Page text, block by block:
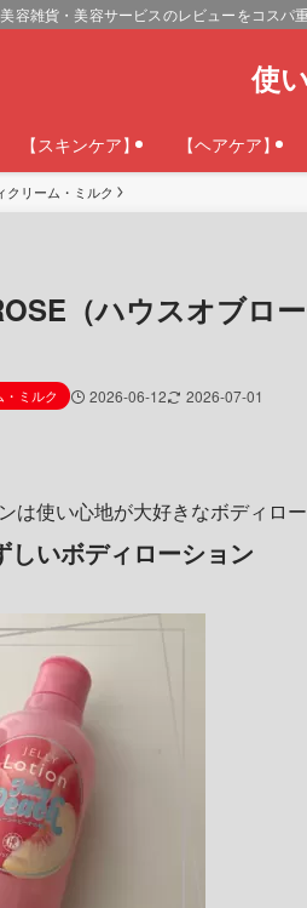
容雑貨・美容サービスのレビューをコスパ
使
【スキンケア】 【ヘアケア】
クリーム・ミルク
（ハウスオブ
ミルク 2026-06-12 2026-07-01
は使い心地が大好きなボディロ
しいボディローション